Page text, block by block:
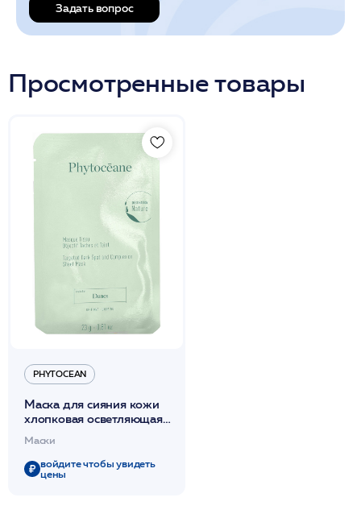
Задать вопрос
Просмотренные товары
PHYTOCEAN
Маска для сияния кожи
хлопковая осветляющая,
шт) /PHYTOCEAN*
Маски
войдите чтобы увидеть
цены